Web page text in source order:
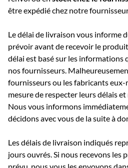
être expédié chez notre
Le délai de livraison vous informe
prévoir avant de recevoir le
délai est basé sur les informations
nos fournisseurs.
fournisseurs ou les fabricants eux-
mesure de respecter leurs délais
Nous vous informons
décidons avec vous de la suite à
Les délais de livraison indiqués
jours ouvrés. Si nous recevons les